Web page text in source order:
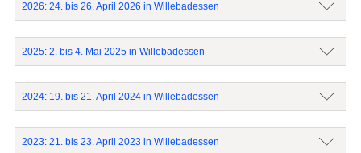
2026: 24. bis 26. April 2026 in Willebadessen
2025: 2. bis 4. Mai 2025 in Willebadessen
2024: 19. bis 21. April 2024 in Willebadessen
2023: 21. bis 23. April 2023 in Willebadessen